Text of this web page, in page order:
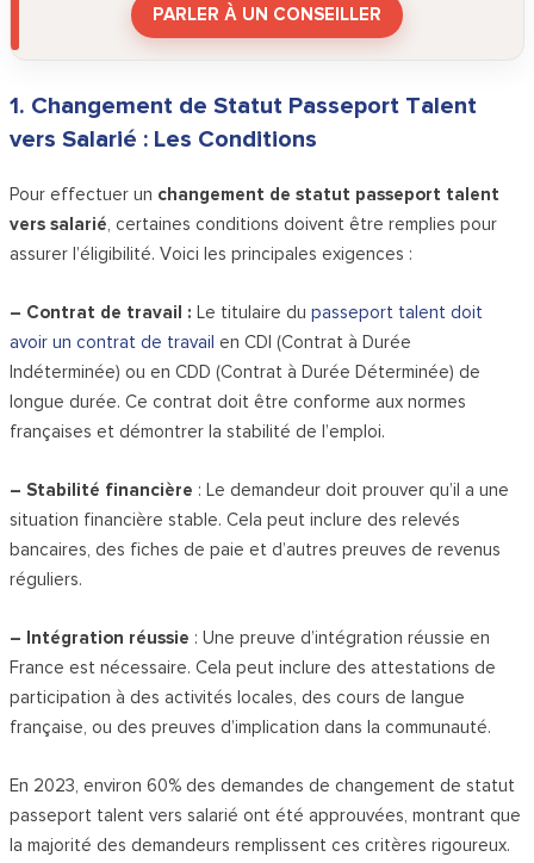
PARLER À UN CONSEILLER
1. Changement de Statut Passeport Talent
vers Salarié : Les Conditions
Pour effectuer un changement de statut passeport talent
vers salarié, certaines conditions doivent être remplies pour
assurer l’éligibilité. Voici les principales exigences :
– Contrat de travail : Le titulaire dupasseport talent doit
avoir un contrat de travail en CDI (Contrat à Durée
Indéterminée) ou en CDD (Contrat à Durée Déterminée) de
longue durée. Ce contrat doit être conforme aux normes
françaises et démontrer la stabilité de l’emploi.
– Stabilité financière : Le demandeur doit prouver qu’il a une
situation financière stable. Cela peut inclure des relevés
bancaires, des fiches de paie et d’autres preuves de revenus
réguliers.
– Intégration réussie : Une preuve d’intégration réussie en
France est nécessaire. Cela peut inclure des attestations de
participation à des activités locales, des cours de langue
française, ou des preuves d’implication dans la communauté.
En 2023, environ 60% des demandes de changement de statut
passeport talent vers salarié ont été approuvées, montrant que
la majorité des demandeurs remplissent ces critères rigoureux.